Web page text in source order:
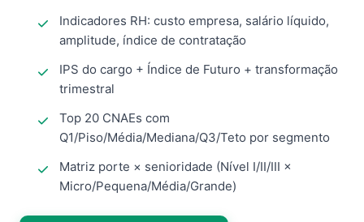
Indicadores RH: custo empresa, salário líquido,
amplitude, índice de contratação
IPS do cargo + Índice de Futuro + transformação
trimestral
Top 20 CNAEs com
Q1/Piso/Média/Mediana/Q3/Teto por segmento
Matriz porte × senioridade (Nível I/II/III ×
Micro/Pequena/Média/Grande)